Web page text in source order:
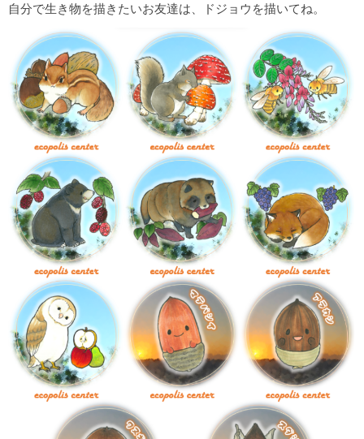
自分で生き物を描きたいお友達は、ドジョウを描いてね。